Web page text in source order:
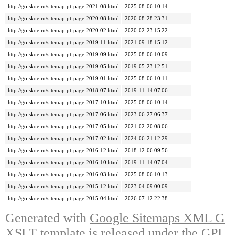
http://goiskoe.ru/sitemap-pt-page-2021-08.html
2025-08-06 10:14
http://goiskoe.ru/sitemap-pt-page-2020-08.html
2020-08-28 23:31
http://goiskoe.ru/sitemap-pt-page-2020-02.html
2020-02-23 15:22
http://goiskoe.ru/sitemap-pt-page-2019-11.html
2021-09-18 15:12
http://goiskoe.ru/sitemap-pt-page-2019-09.html
2025-08-06 10:09
http://goiskoe.ru/sitemap-pt-page-2019-05.html
2019-05-23 12:51
http://goiskoe.ru/sitemap-pt-page-2019-01.html
2025-08-06 10:11
http://goiskoe.ru/sitemap-pt-page-2018-07.html
2019-11-14 07:06
http://goiskoe.ru/sitemap-pt-page-2017-10.html
2025-08-06 10:14
http://goiskoe.ru/sitemap-pt-page-2017-06.html
2023-06-27 06:37
http://goiskoe.ru/sitemap-pt-page-2017-05.html
2021-02-20 08:06
http://goiskoe.ru/sitemap-pt-page-2017-02.html
2024-06-21 12:29
http://goiskoe.ru/sitemap-pt-page-2016-12.html
2018-12-06 09:56
http://goiskoe.ru/sitemap-pt-page-2016-10.html
2019-11-14 07:04
http://goiskoe.ru/sitemap-pt-page-2016-03.html
2025-08-06 10:13
http://goiskoe.ru/sitemap-pt-page-2015-12.html
2023-04-09 00:09
http://goiskoe.ru/sitemap-pt-page-2015-04.html
2026-07-12 22:38
Generated with Google Sitemaps XML